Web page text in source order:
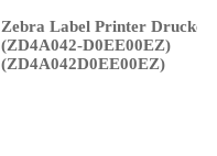
Zebra Label Printer Drucker
(ZD4A042-D0EE00EZ)
(ZD4A042D0EE00EZ)